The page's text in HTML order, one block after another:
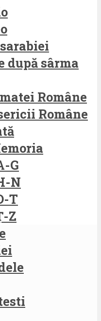
după sârma
Române
Române
G
N
T
Z